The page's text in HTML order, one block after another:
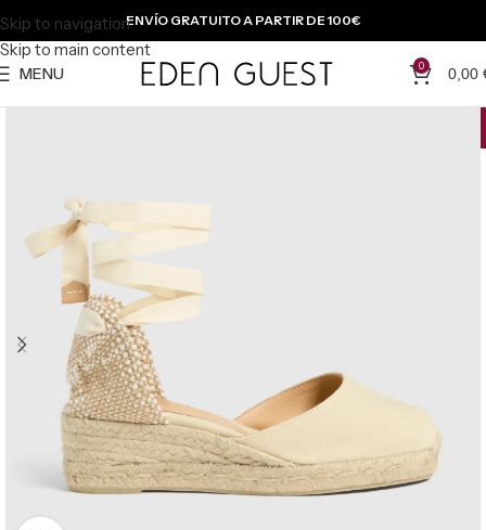
Skip to navigation
Skip to main content
ENVÍO GRATUITO A PARTIR DE 100€
MENU 0 0,00